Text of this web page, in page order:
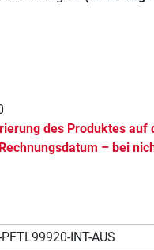
des Produktes auf
– bei
PFTL99920-INT-AUS